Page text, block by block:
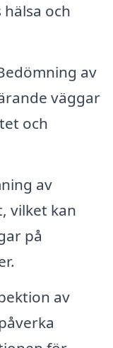
och
av
väggar
och
av
vilket kan
på
av